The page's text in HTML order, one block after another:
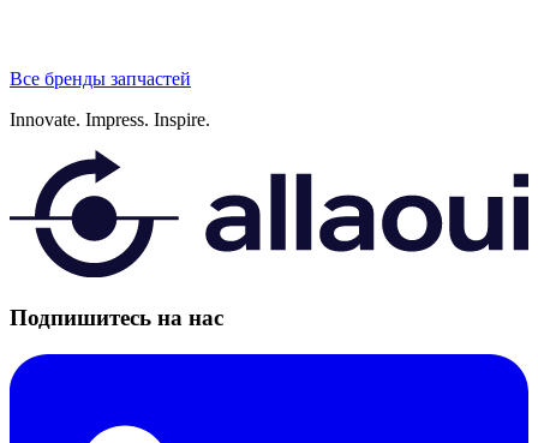
Все бренды запчастей
Innovate. Impress. Inspire.
Подпишитесь на нас